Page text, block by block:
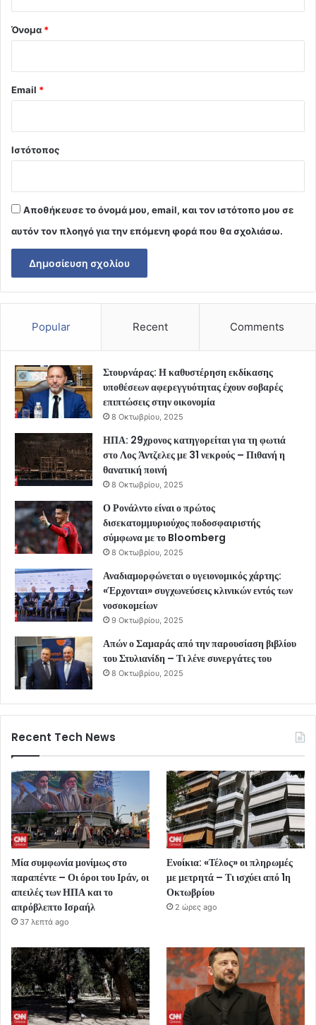
Όνομα *
Email *
Ιστότοπος
Αποθήκευσε το όνομά μου, email, και τον ιστότοπο μου σε
αυτόν τον πλοηγό για την επόμενη φορά που θα σχολιάσω.
Popular Recent Comments
Στουρνάρας: Η καθυστέρηση εκδίκασης
υποθέσεων αφερεγγυότητας έχουν σοβαρές
επιπτώσεις στην οικονομία
8 Οκτωβρίου, 2025
ΗΠΑ: 29χρονος κατηγορείται για τη φωτιά
στο Λος Άντζελες με 31 νεκρούς – Πιθανή η
θανατική ποινή
8 Οκτωβρίου, 2025
Ο Ρονάλντο είναι ο πρώτος
δισεκατομμυριούχος ποδοσφαιριστής
σύμφωνα με το Bloomberg
8 Οκτωβρίου, 2025
Αναδιαμορφώνεται ο υγειονομικός χάρτης:
«Έρχονται» συγχωνεύσεις κλινικών εντός των
νοσοκομείων
9 Οκτωβρίου, 2025
Απών ο Σαμαράς από την παρουσίαση βιβλίου
του Στυλιανίδη – Τι λένε συνεργάτες του
8 Οκτωβρίου, 2025
Recent Tech News
Μία συμφωνία μονίμως στο
παραπέντε – Οι όροι του Ιράν, οι
απειλές των ΗΠΑ και το
απρόβλεπτο Ισραήλ
37 λεπτά ago
Ενοίκια: «Τέλος» οι πληρωμές
με μετρητά – Τι ισχύει από 1η
Οκτωβρίου
2 ώρες ago